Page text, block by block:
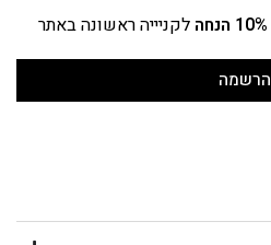
10% הנחה לקניייה ראשונה באתר
הרשמה